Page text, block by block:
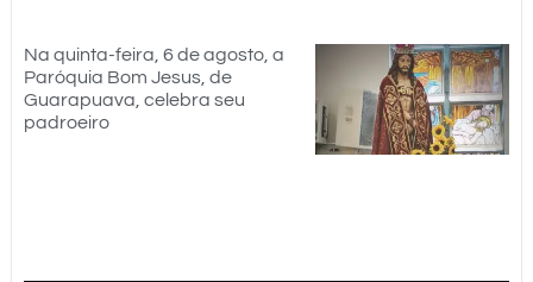
Na quinta-feira, 6 de agosto, a
Paróquia Bom Jesus, de
Guarapuava, celebra seu
padroeiro